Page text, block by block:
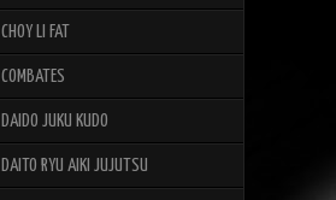
CHOY LI FAT
COMBATES
DAIDO JUKU KUDO
DAITO RYU AIKI JUJUTSU